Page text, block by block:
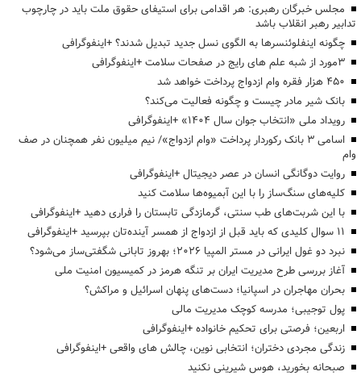
مجلس خبرگان رهبری: هر اقدامی برای استیفای حقوق ملت باید در چارچوب
تدابیر رهبر انقلاب باشد
چگونه اینفلوئنسرها به الگوی نسل جدید تبدیل شدند؟ +اینفوگرافی
3مورد از شبه علم های رایج در صفحات سلامت +اینفوگرافی
۴۵۰ هزار فقره وام ازدواج پرداخت خواهد شد
بانک شیر مادر چیست و چگونه فعالیت می‌کند؟
رویداد ملی «انتخاب جوان سال ۱۴۰۴» +اینفوگرافی
اسامی ۳ بانک رکوردار پرداخت «وام ازدواج»/ نیم میلیون نفر همچنان در صف
وام
روایت دوگانگی انسان در عصر دیجیتال +اینفوگرافی
کلیه‌های سنگ‌ساز را با این آبمیوه‌ها سلامت کنید
با این شربت‌های طب سنتی، گرمازدگی تابستان را فراری دهید +اینفوگرافی
۱۱ سوال کلیدی که باید قبل از ازدواج از همسر آینده‌تان بپرسید +اینفوگرافی
نبرد دو غول ایرانی در مستر المپیا ۲۰۲۶؛ بهروز تابانی شگفتی‌ساز می‌شود؟
آغاز بررسی طرح مدیریت ایران بر تنگه هرمز در کمیسیون امنیت ملی
بحران مهاجران در اسپانیا؛ دست‌های پنهان اسرائیل و مراکش؟
پول توجیبی؛ مدرسه کوچک مدیریت مالی
اربعین؛ فرصتی برای تحکیم خانواده +اینفوگرافی
زندگی مجردی دختران؛ انتخابی نوین، چالش های واقعی +اینفوگرافی
صبحانه بخورید، هوس شیرینی نکنید